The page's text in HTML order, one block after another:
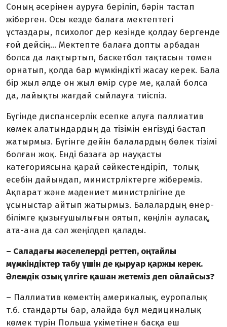
Соның әсерінен ауруға беріліп, бәрін тастап
жіберген. Осы кезде балаға мектептегі
ұстаздары, психолог дер кезінде қолдау бергенде
ғой дейсің... Мек­­­тепте балаға допты арбадан
болса да лақ­­тыр­тып, баскетбол тақтасын төмен
орнатып, қолда бар мүмкіндікті жасау керек. Бала
бір жыл әлде он жыл өмір сүре ме, қалай болса
да, лайықты жағдай сыйлауға тиіспіз.
Бүгінде диспансерлік есепке алуға паллиатив
көмек алатындардың да тізімін енгізуді бастап
жатырмыз. Бүгінге дейін балалардың бөлек тізімі
болған жоқ. Енді базаға әр науқасты
категориясына қарай сәйкестендіріп, толық
есебін дайындап, министрліктерге жібереміз.
Ақпарат және мәдениет министрлігіне де
ұсыныстар айтып жатырмыз. Балалардың өнер-
білімге қызығушылығын оятып, көңілін ауласақ,
ата-ана да сәл жеңілдеп қалады.
– Саладағы мәселелерді реттеп, оңтайлы
мүмкіндіктер табу үшін де қыруар қаржы керек.
Әлемдік озық үлгіге қашан жетеміз деп ойлайсыз?
– Паллиатив көмектің америкалық, еуропалық
т.б. стандарты бар, алайда бұл медициналық
көмек түрін Польша үкіметінен басқа еш